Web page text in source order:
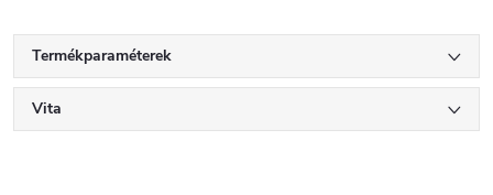
Termékparaméterek
Vita